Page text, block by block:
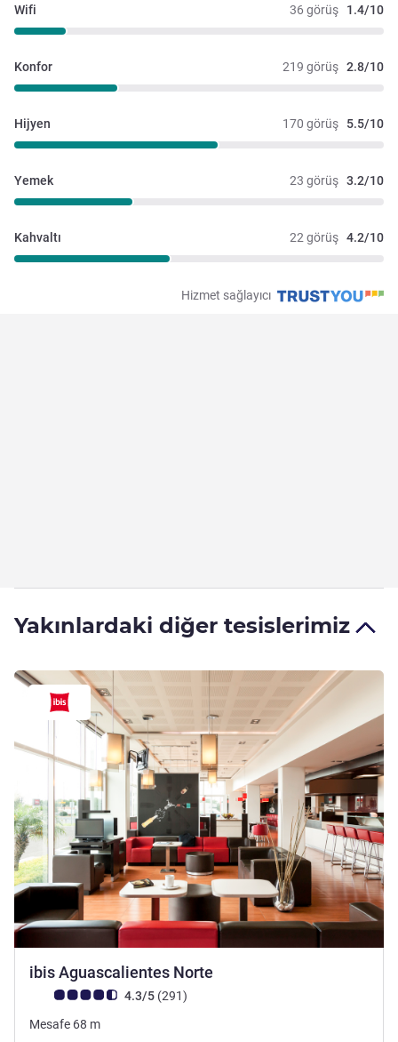
36 görüş 1.4/10
Wifi
219 görüş 2.8/10
Konfor
170 görüş 5.5/10
Hijyen
23 görüş 3.2/10
Yemek
22 görüş 4.2/10
Kahvaltı
Hizmet sağlayıcı
Yakınlardaki diğer tesislerimiz
ibis Aguascalientes Norte
Avis müşterileri puanı (ALL Puanlama)
4.3/5 (291görüş
)
Mesafe 68 m